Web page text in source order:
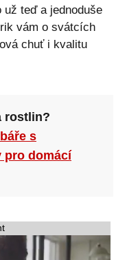
teď a jednoduše
vám o svátcích
chuť i kvalitu
rostlin?
s
pro domácí